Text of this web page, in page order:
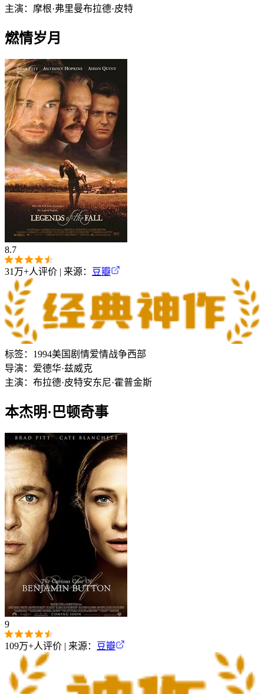
主演： 摩根·弗里曼布拉德·皮特
燃情岁月
8.7
31万+人评价 | 来源： 豆瓣
标签： 1994美国 剧情爱情战争西部
导演： 爱德华·兹威克
主演： 布拉德·皮特安东尼·霍普金斯
本杰明·巴顿奇事
9
109万+人评价 | 来源： 豆瓣